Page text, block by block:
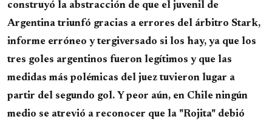
construyó la abstracción de que el juvenil de
Argentina triunfó gracias a errores del árbitro Stark,
informe erróneo y tergiversado si los hay, ya que los
tres goles argentinos fueron legítimos y que las
medidas más polémicas del juez tuvieron lugar a
partir del segundo gol. Y peor aún, en Chile ningún
medio se atrevió a reconocer que la "Rojita" debió